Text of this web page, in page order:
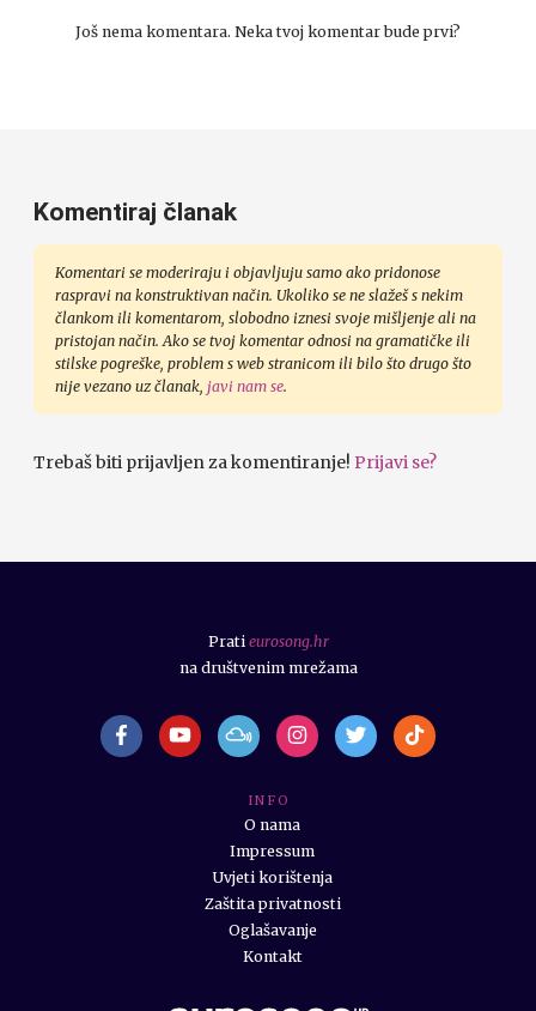
Još nema komentara. Neka tvoj komentar bude prvi?
Komentiraj članak
Komentari se moderiraju i objavljuju samo ako pridonose
raspravi na konstruktivan način. Ukoliko se ne slažeš s nekim
člankom ili komentarom, slobodno iznesi svoje mišljenje ali na
pristojan način. Ako se tvoj komentar odnosi na gramatičke ili
stilske pogreške, problem s web stranicom ili bilo što drugo što
nije vezano uz članak, javi nam se.
Trebaš biti prijavljen za komentiranje! Prijavi se?
I N F O
O nama
Impressum
Uvjeti korištenja
Zaštita privatnosti
Oglašavanje
Kontakt
Prati eurosong.hr
na društvenim mrežama